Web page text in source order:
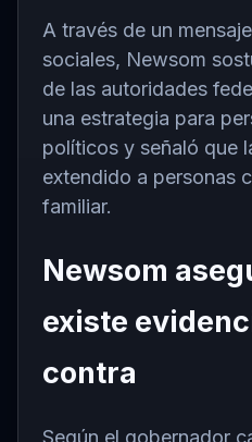
A través de un
sociales, Newsom
de las autoridades
una estrategia para
políticos y señaló que
extendido a personas
familiar.
Newsom
existe
contra